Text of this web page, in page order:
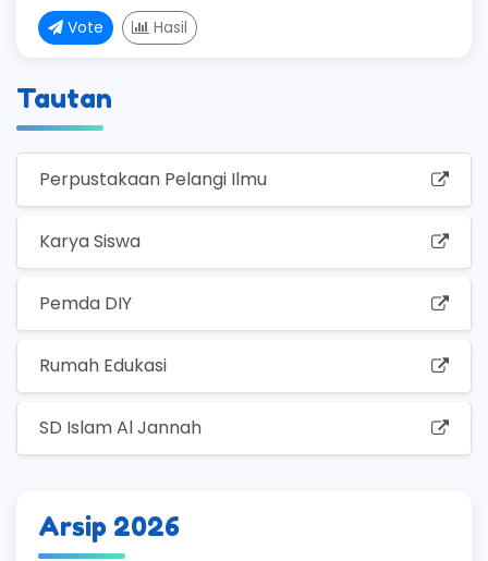
Vote Hasil
Tautan
Perpustakaan Pelangi Ilmu
Karya Siswa
Pemda DIY
Rumah Edukasi
SD Islam Al Jannah
Arsip 2026